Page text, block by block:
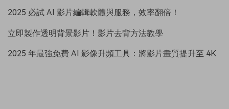
2025 必試 AI 影片編輯軟體與服務，效率翻倍！
立即製作透明背景影片！影片去背方法教學
2025 年最強免費 AI 影像升頻工具：將影片畫質提升至 4K